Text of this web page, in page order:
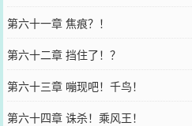
第六十一章 焦痕？！
第六十二章 挡住了！？
第六十三章 嘣现吧！千鸟！
第六十四章 诛杀！乘风王！